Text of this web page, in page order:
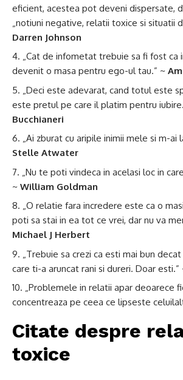
eficient, acestea pot deveni dispersate,
„notiuni negative, relatii toxice si situatii
Darren Johnson
„Cat de infometat trebuie sa fi fost ca
devenit o masa pentru ego-ul tau.” ~
„Deci este adevarat, cand totul este
este pretul pe care il platim pentru
Bucchianeri
„Ai zburat cu aripile inimii mele si m-ai
Stelle Atwater
„Nu te poti vindeca in acelasi loc in
~ William Goldman
„O relatie fara incredere este ca o
poti sa stai in ea tot ce vrei, dar nu va
Michael J Herbert
„Trebuie sa crezi ca esti mai bun
care ti-a aruncat rani si dureri. Doar esti.”
„Problemele in relatii apar deoarece
concentreaza pe ceea ce lipseste
Citate despre
toxice